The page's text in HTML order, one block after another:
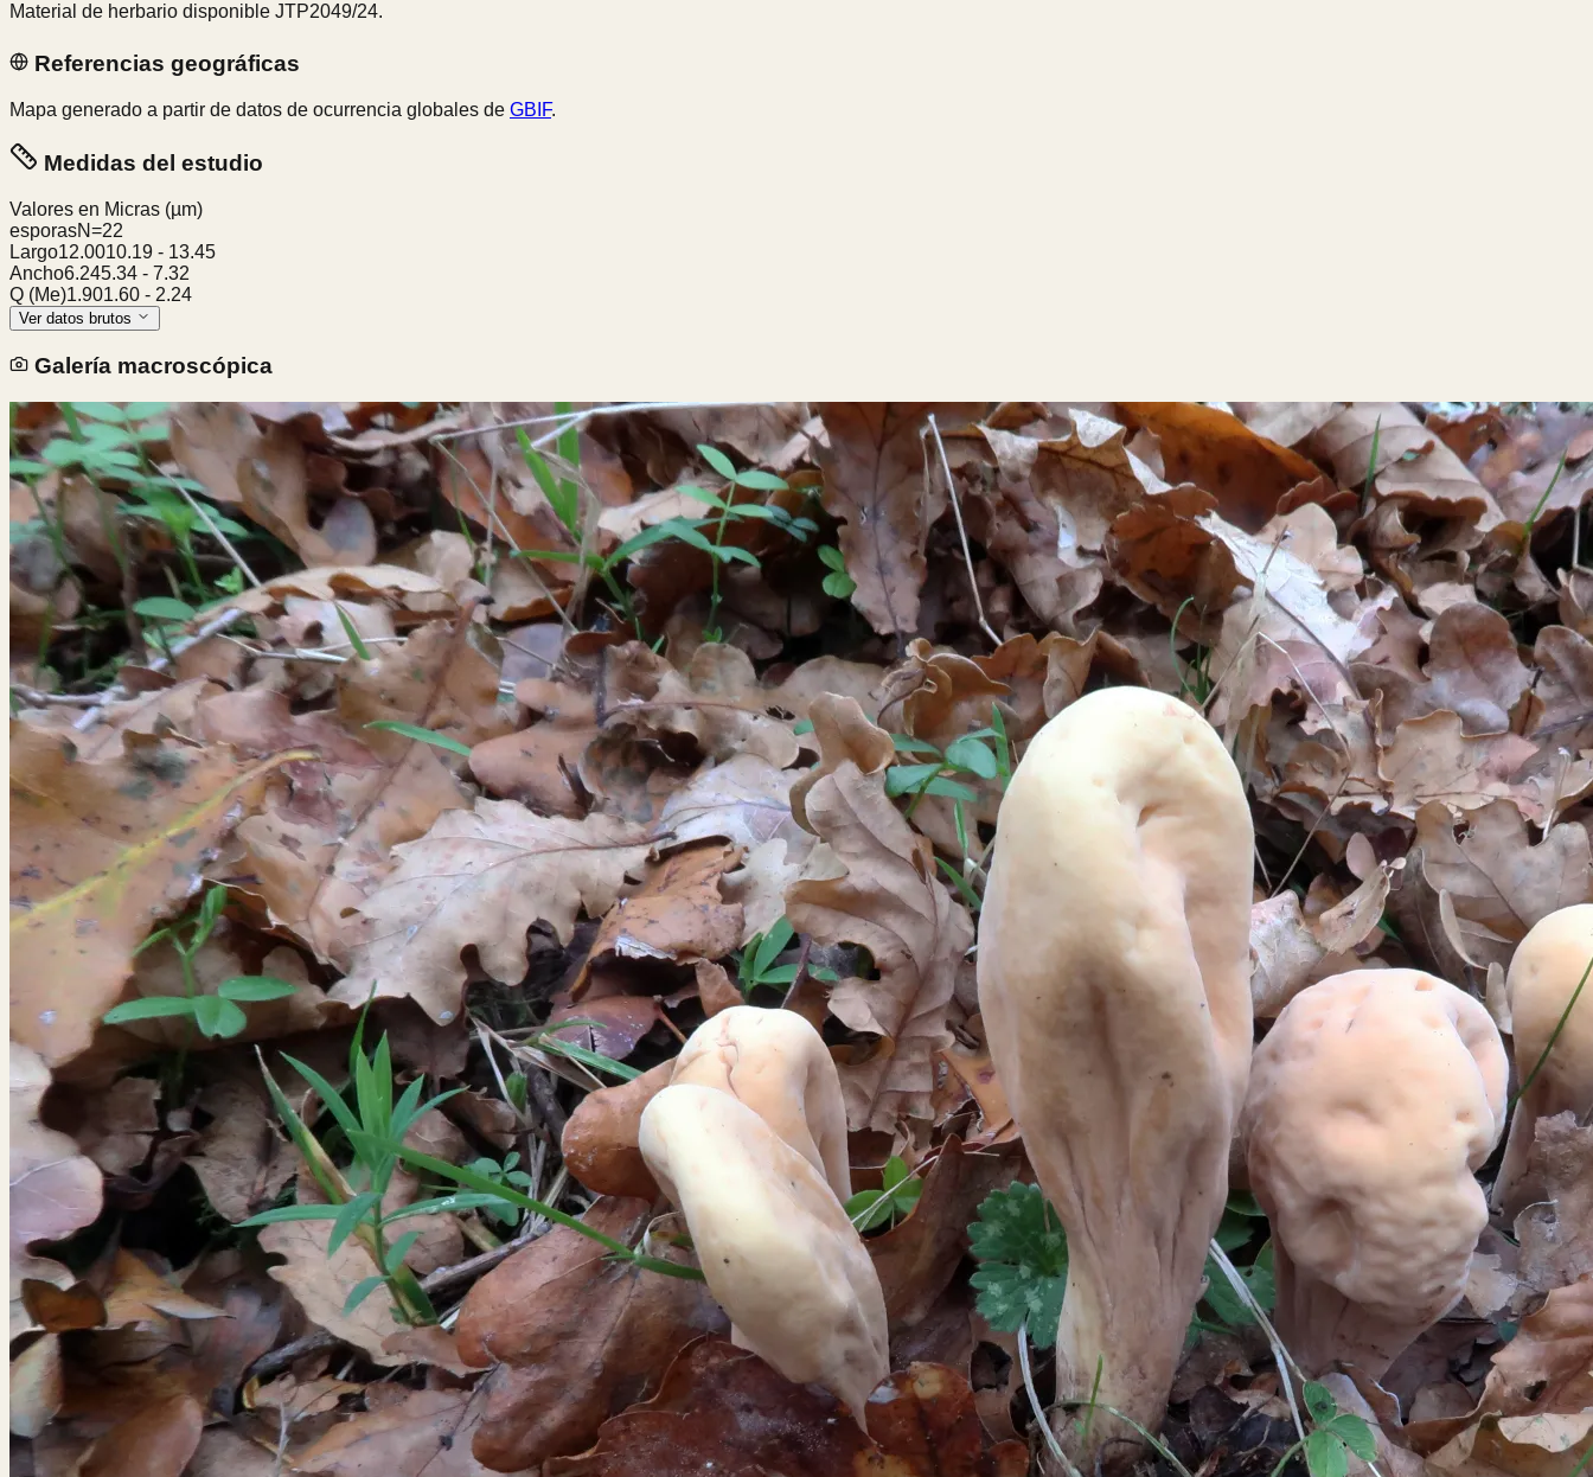
Material de herbario disponible JTP2049/24.
Referencias geográficas
Mapa generado a partir de datos de ocurrencia globales de GBIF.
Medidas del estudio
Valores en Micras (µm)
esporasN=22
Largo12.0010.19 - 13.45
Ancho6.245.34 - 7.32
Q (Me)1.901.60 - 2.24
Ver datos brutos
Galería macroscópica